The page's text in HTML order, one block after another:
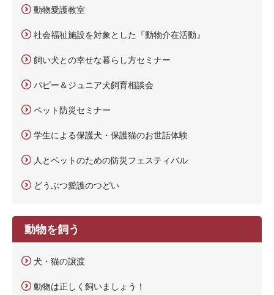
動物愛護教室
社会福祉施設を対象とした『動物介在活動』
飼い犬との幸せな暮らし方セミナー
パピー＆ジュニア犬飼育相談会
ペット防災セミナー
学生による保護犬・保護猫のお世話体験
人とペットのための防災フェスティバル
どうぶつ愛護のつどい
動物を飼う
犬・猫の譲渡
動物は正しく飼いましょう！